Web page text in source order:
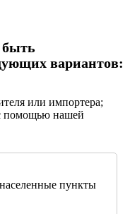
быть
вариантов:
или импортера;
помощью нашей
пункты